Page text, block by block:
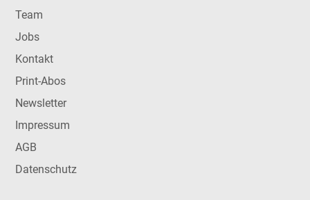
Team
Jobs
Kontakt
Print-Abos
Newsletter
Impressum
AGB
Datenschutz